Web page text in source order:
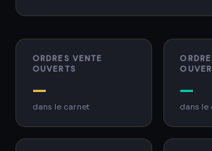
ORDRES VENTE
OUVERTS
—
dans le carnet
—
dans le